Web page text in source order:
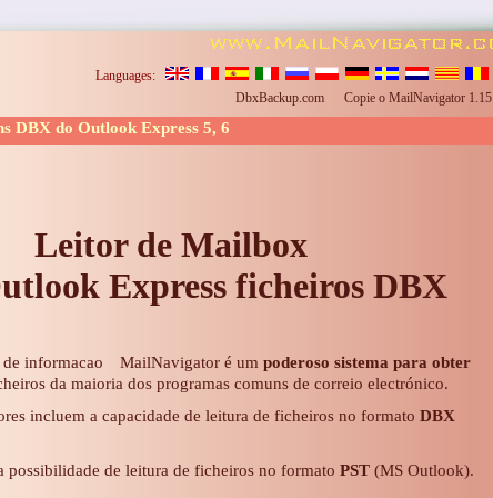
Languages:
DbxBackup.com
Copie o MailNavigator 1.15
DBX do Outlook Express 5, 6
Leitor de Mailbox
Express ficheiros DBX
MailNavigator é umpoderoso sistema para obter
da maioria dos programas comuns de correio electrónico.
incluem a capacidade de leitura de ficheiros no formatoDBX
possibilidade de leitura de ficheiros no formatoPST (MS Outlook).